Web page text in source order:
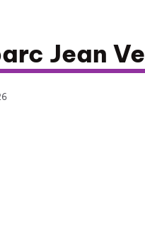
Jean